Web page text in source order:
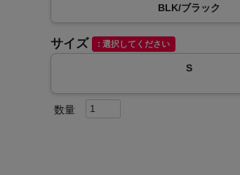
BLK/ブラック
サイズ 選択してください
S